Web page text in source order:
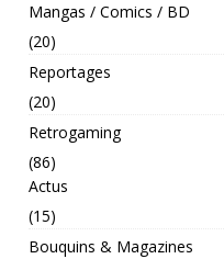
Mangas / Comics / BD
(20)
Reportages
(20)
Retrogaming
(86)
Actus
(15)
Bouquins & Magazines